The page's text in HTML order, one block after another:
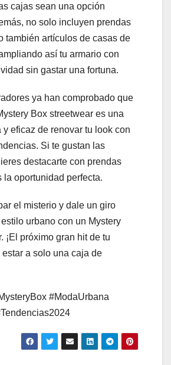
cajas sean una opción
no solo incluyen prendas
también artículos de casas de
así tu armario con
sin gastar una fortuna.
ya han comprobado que
Box streetwear es una
y eficaz de renovar tu look con
Si te gustan las
destacarte con prendas
la oportunidad perfecta.
el misterio y dale un giro
urbano con un Mystery
¡El próximo gran hit de tu
a solo una caja de
#ModaUrbana